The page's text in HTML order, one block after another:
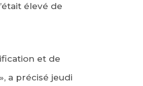
élevé de
et de
a précisé jeudi